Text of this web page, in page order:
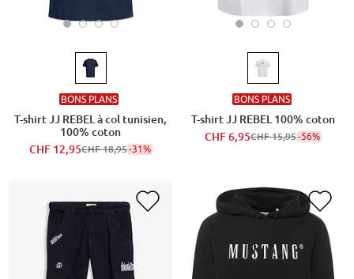
BONS PLANS
T-shirt JJ REBEL à col tunisien,
100% coton
CHF 12,95CHF 18,95-31%
BONS PLANS
T-shirt JJ REBEL 100% coton
CHF 6,95CHF 15,95-56%